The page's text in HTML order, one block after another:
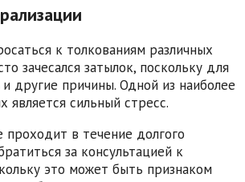
к толкованиям различных
зачесался затылок, поскольку для
другие причины. Одной из наиболее
является сильный стресс.
проходит в течение долгого
за консультацией к
это может быть признаком